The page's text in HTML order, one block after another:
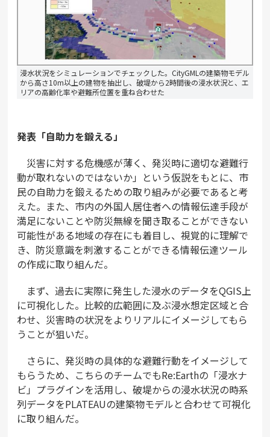
浸水状況をシミュレーションでチェックした。CityGMLの建築物モデル
から高さ10m以上の建物を抽出し、破堤から2時間後の浸水状況と、エ
リアの高齢化率や避難所位置を重ね合わせた
発表「自助力を鍛える」
災害に対する危機感が薄く、発災時に適切な避難行
動が取れないのではないか」という仮説をもとに、市
民の自助力を鍛えるための取り組みが必要であると考
えた。また、市内の外国人居住者への情報伝達手段が
満足にないことや防災無線を聞き取ることができない
可能性がある地域の存在にも着目し、視覚的に理解で
き、防災意識を刺激することができる情報伝達ツール
の作成に取り組んだ。
まず、過去に実際に発生した浸水のデータをQGIS上
に可視化した。比較的広範囲に及ぶ浸水想定区域と合
わせ、災害時の状況をよりリアルにイメージしてもら
うことが狙いだ。
さらに、発災時の具体的な避難行動をイメージして
もらうため、こちらのチームでもRe:Earthの「浸水ナ
ビ」プラグインを活用し、破堤からの浸水状況の時系
列データをPLATEAUの建築物モデルと合わせて可視化
に取り組んだ。